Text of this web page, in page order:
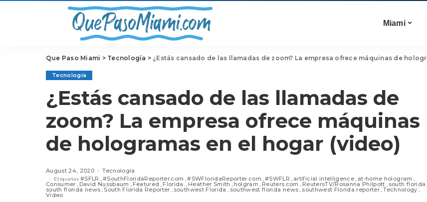
Miami
Que Paso Miami > Tecnología > ¿Estás cansado de las llamadas de zoom? La empresa ofrece máquinas de hologramas en el hogar (video)
Tecnología
¿Estás cansado de las llamadas de
zoom? La empresa ofrece máquinas
de hologramas en el hogar (video)
August 24, 2020 Tecnología
Etiquetas #SFLR #SouthFloridaReporter.com #SWFloridaReporter.com #SWFLR artificial intelligence at-home hologram
Consumer David Nussbaum Featured Florida. Heather Smith holgram Reuters.com ReutersTV/Rosanna Philpott south florida
south florida news South Florida Reporter southwest Florida southwest florida news southwest Florida reporter Technology
Video